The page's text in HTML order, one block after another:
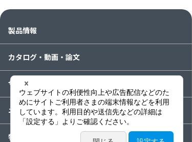
製品情報
カタログ・動画・論文
サービス案内
ニュース / イベント
特集